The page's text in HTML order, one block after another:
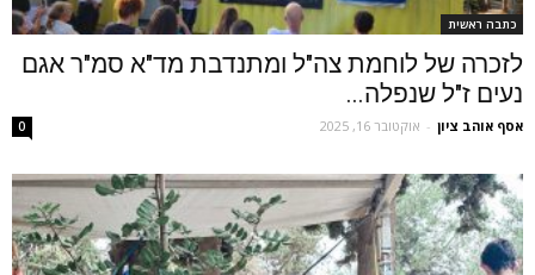
כתבה ראשית
לזכרה של לוחמת צה"ל ומתנדבת מד"א סמ"ר אגם
נעים ז"ל שנפלה...
אסף אוהב ציון - אוקטובר 16, 2025 0